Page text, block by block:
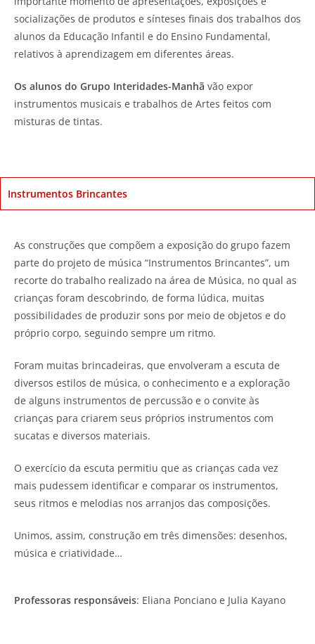
socializações de produtos e sínteses finais dos trabalhos dos
alunos da Educação Infantil e do Ensino Fundamental,
relativos à aprendizagem em diferentes áreas.
Os alunos do Grupo Interidades-Manhã vão expor
instrumentos musicais e trabalhos de Artes feitos com
misturas de tintas.
Instrumentos Brincantes
As construções que compõem a exposição do grupo fazem
parte do projeto de música “Instrumentos Brincantes”, um
recorte do trabalho realizado na área de Música, no qual as
crianças foram descobrindo, de forma lúdica, muitas
possibilidades de produzir sons por meio de objetos e do
próprio corpo, seguindo sempre um ritmo.
Foram muitas brincadeiras, que envolveram a escuta de
diversos estilos de música, o conhecimento e a exploração
de alguns instrumentos de percussão e o convite às
crianças para criarem seus próprios instrumentos com
sucatas e diversos materiais.
O exercício da escuta permitiu que as crianças cada vez
mais pudessem identificar e comparar os instrumentos,
seus ritmos e melodias nos arranjos das composições.
Unimos, assim, construção em três dimensões: desenhos,
música e criatividade…
Professoras responsáveis: Eliana Ponciano e Julia Kayano